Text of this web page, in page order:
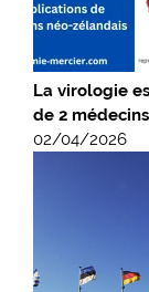
La virologie
de 2
02/04/2026